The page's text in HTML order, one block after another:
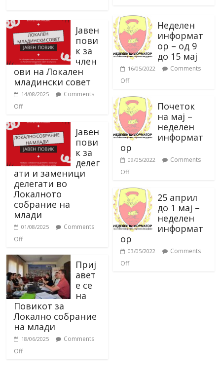
Јавен
пови
к за
член
ови на Локален
младински совет
14/08/2025
Comments
Off
Јавен
пови
к за
делег
ати и заменици
делегати во
Локалното
собрание на
млади
01/08/2025
Comments
Off
Приј
авет
е се
на
Повикот за
Локално собрание
на млади
18/06/2025
Comments
Off
Неделен
информат
ор – од 9
до 15 мај
16/05/2022
Comments
Off
Почеток
на мај –
неделен
информат
ор
09/05/2022
Comments
Off
25 април
до 1 мај –
неделен
информат
ор
03/05/2022
Comments
Off